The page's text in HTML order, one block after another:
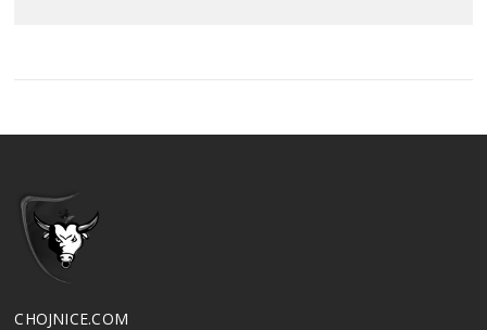
CHOJNICE.COM